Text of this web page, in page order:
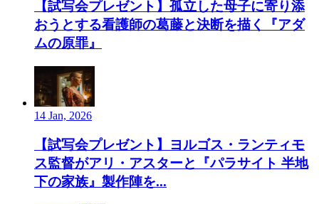
【試写会プレゼント】孤立した母子に寄り添
おうとする看護師の葛藤と決断を描く『アダ
ムの原罪』
14 Jan, 2026
【試写会プレゼント】ヨルゴス・ランティモ
ス監督がアリ・アスターと『パラサイト 半地
下の家族』製作陣を...